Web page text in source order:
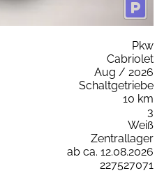
Pkw
Cabriolet
Aug / 2026
Schaltgetriebe
10 km
3
Weiß
Zentrallager
ab ca. 12.08.2026
227527071